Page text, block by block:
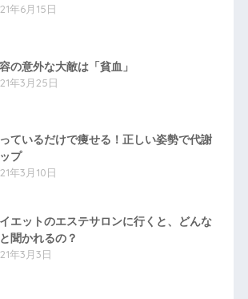
年6月15日
の意外な大敵は「貧血」
年3月25日
ているだけで痩せる！正しい姿勢で代謝
プ
年3月10日
エットのエステサロンに行くと、どんな
聞かれるの？
年3月3日